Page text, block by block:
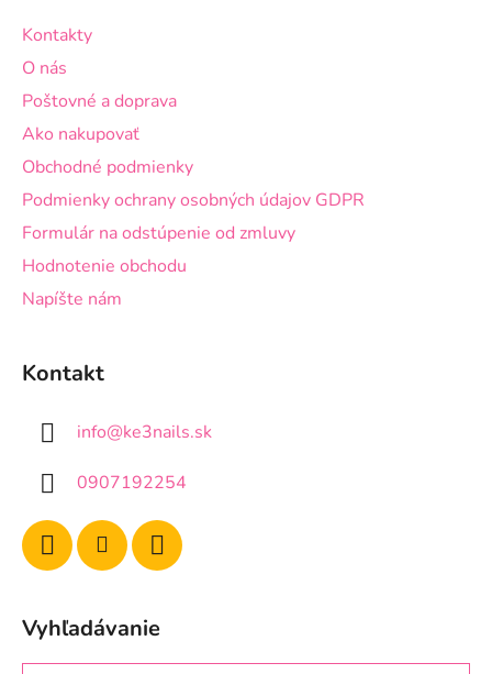
Kontakty
O nás
Poštovné a doprava
Ako nakupovať
Obchodné podmienky
Podmienky ochrany osobných údajov GDPR
Formulár na odstúpenie od zmluvy
Hodnotenie obchodu
Napíšte nám
Kontakt
info@ke3nails.sk
0907192254
Vyhľadávanie